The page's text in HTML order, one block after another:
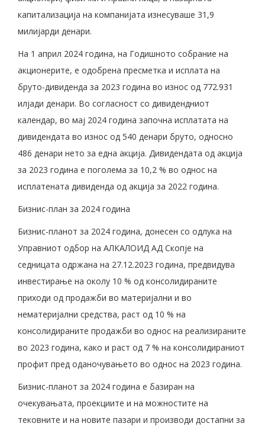
капитализација на компанијата изнесуваше 31,9
милијарди денари.
На 1 април 2024 година, на Годишното собрание на
акционерите, е одобрена пресметка и исплата на
бруто-дивиденда за 2023 година во износ од 772.931
илјади денари. Во согласност со дивидендниот
календар, во мај 2024 година започна исплатата на
дивидендата во износ од 540 денари бруто, односно
486 денари нето за една акција. Дивидендата од акција
за 2023 година е поголема за 10,2 % во однос на
исплатената дивиденда од акција за 2022 година.
Бизнис-план за 2024 година
Бизнис-планот за 2024 година, донесен со одлука на
Управниот одбор на АЛКАЛОИД АД Скопје на
седницата одржана на 27.12.2023 година, предвидува
инвестирање на околу 10 % од консолидираните
приходи од продажби во материјални и во
нематеријални средства, раст од 10 % на
консолидираните продажби во однос на реализираните
во 2023 година, како и раст од 7 % на консолидираниот
профит пред оданочувањето во однос на 2023 година.
Бизнис-планот за 2024 година е базиран на
очекувањата, проекциите и на можностите на
тековните и на новите пазари и производи достапни за